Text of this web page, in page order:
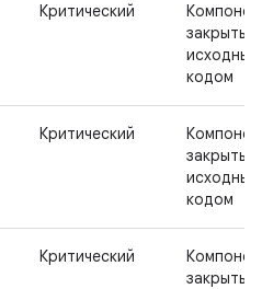
Критический
закрытым
исходным
кодом
Критический
закрытым
исходным
кодом
Критический
закрытым